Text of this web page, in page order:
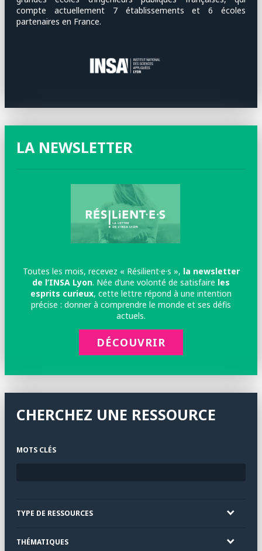
compte actuellement 7 établissements et 6 écoles
partenaires en France.
LA NEWSLETTER
Toutes les mois, recevez « Résilient·e·s », la newsletter
de l’INSA Lyon. Née d’une volonté de satisfaire les
esprits curieux, cette lettre répond à une intention
précise : donner à comprendre le monde et ses défis
actuels.
DÉCOUVRIR
CHERCHEZ UNE RESSOURCE
MOTS CLÉS
TYPE DE RESSOURCES
THÉMATIQUES